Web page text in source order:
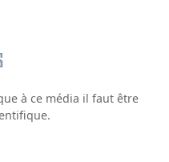
à ce média il faut être